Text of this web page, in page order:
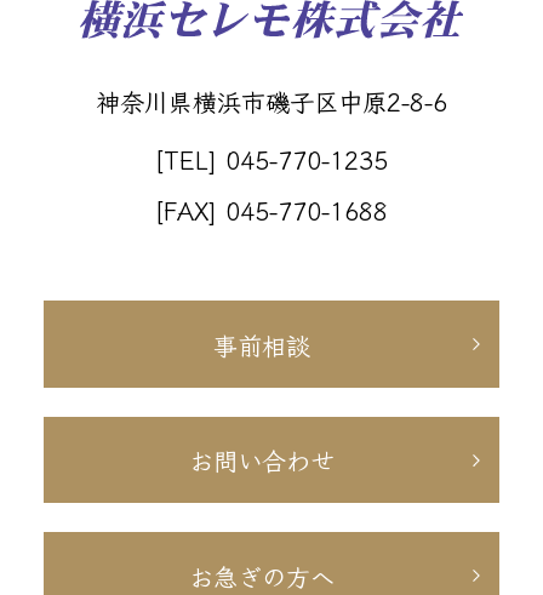
神奈川県横浜市磯子区中原2-8-6
[TEL] 045-770-1235
[FAX] 045-770-1688
事前相談
お問い合わせ
お急ぎの方へ